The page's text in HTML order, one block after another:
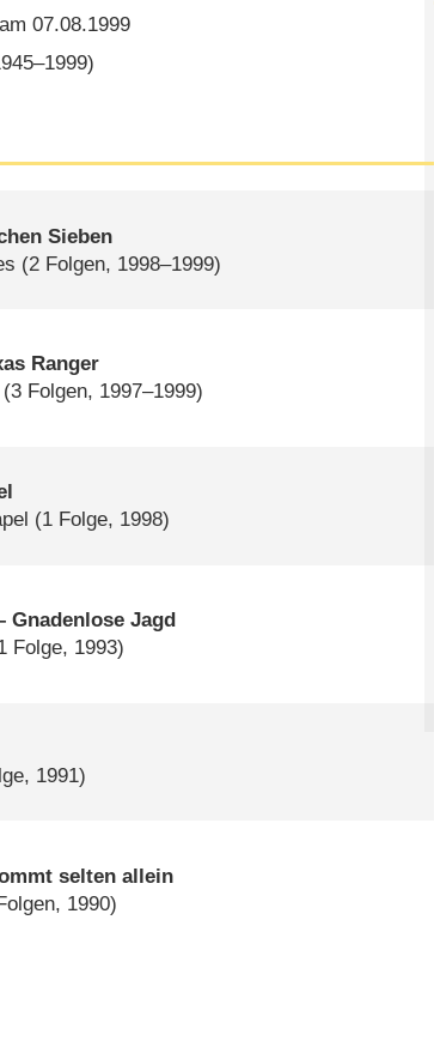
07.08.1999
Sieben
(2 Folgen, 1998–1999)
Ranger
(3 Folgen, 1997–1999)
(1 Folge, 1998)
Gnadenlose Jagd
Folge, 1993)
1991)
selten allein
1990)